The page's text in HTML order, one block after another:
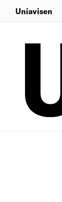
Uniavisen